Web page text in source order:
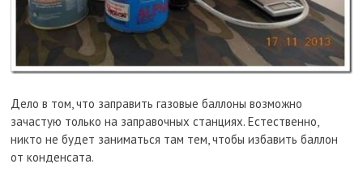
Дело в том, что заправить газовые баллоны возможно
зачастую только на заправочных станциях. Естественно,
никто не будет заниматься там тем, чтобы избавить баллон
от конденсата.